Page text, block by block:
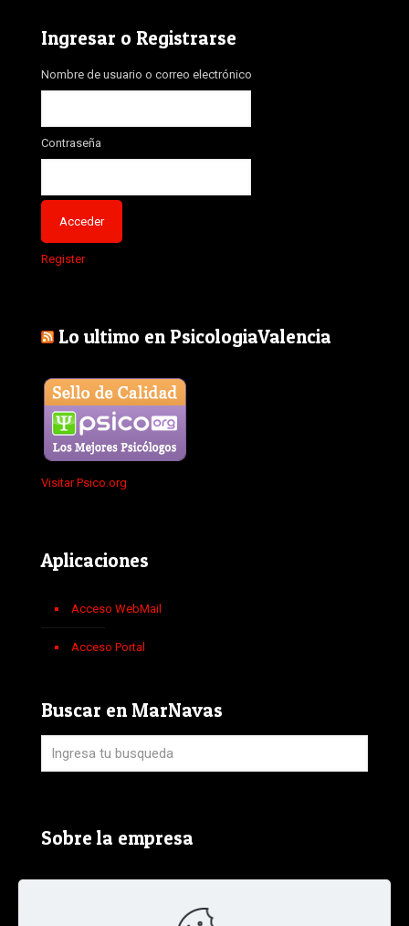
Ingresar o Registrarse
Nombre de usuario o correo electrónico
Contraseña
Register
Lo ultimo en PsicologiaValencia
Visitar Psico.org
Aplicaciones
Acceso WebMail
Acceso Portal
Buscar en MarNavas
Sobre la empresa